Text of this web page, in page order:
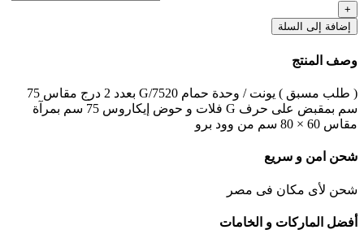
إضافة إلى السلة
وصف المنتج
( طلب مسبق ) يونت / وحدة حمام G/7520 بعدد 2 درج مقاس 75
سم بمقبض على حرف G فلات و حوض إيكاروس 75 سم بمرآة
مقاس 60 × 80 سم من وود برو
شحن امن و سريع
شحن لأى مكان فى مصر
أفضل الماركات و الخامات